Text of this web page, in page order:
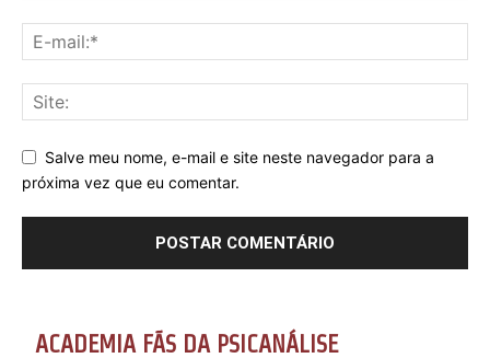
Salve meu nome, e-mail e site neste navegador para a
próxima vez que eu comentar.
ACADEMIA FÃS DA PSICANÁLISE